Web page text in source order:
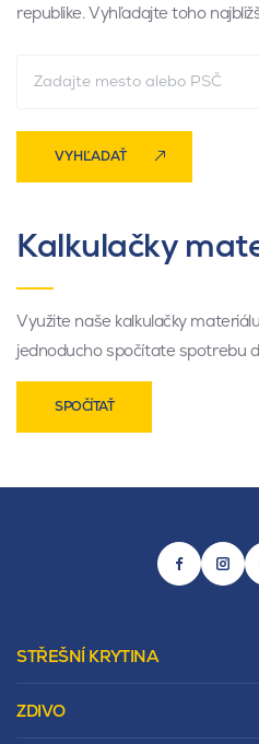
republike. Vyhľadajte toho
VYHĽADAŤ
Kalkulačky
Využite naše kalkulačky
jednoducho spočítate spotrebu
SPOČÍTAŤ
STŘEŠNÍ KRYTINA
ZDIVO